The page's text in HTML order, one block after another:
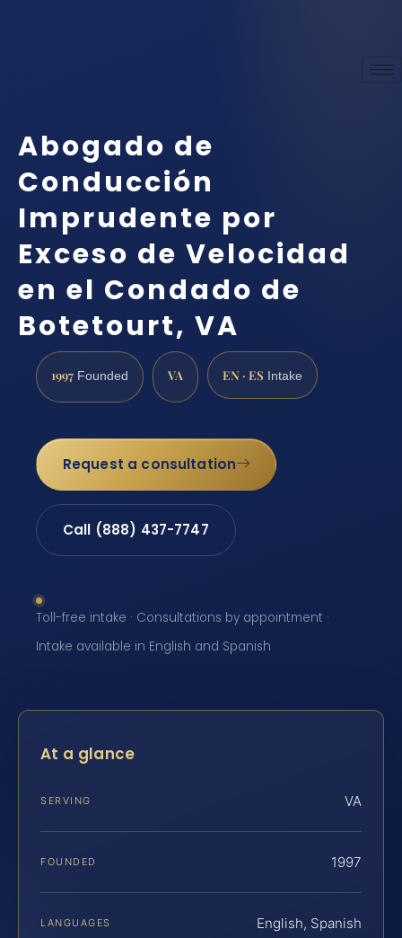
Abogado de
Conducción
Imprudente por
Exceso de Velocidad
en el Condado de
Botetourt, VA
1997 Founded VA EN · ES Intake
Request a consultation
Call (888) 437-7747
Toll-free intake · Consultations by appointment ·
Intake available in English and Spanish
At a glance
SERVING VA
FOUNDED 1997
LANGUAGES English, Spanish